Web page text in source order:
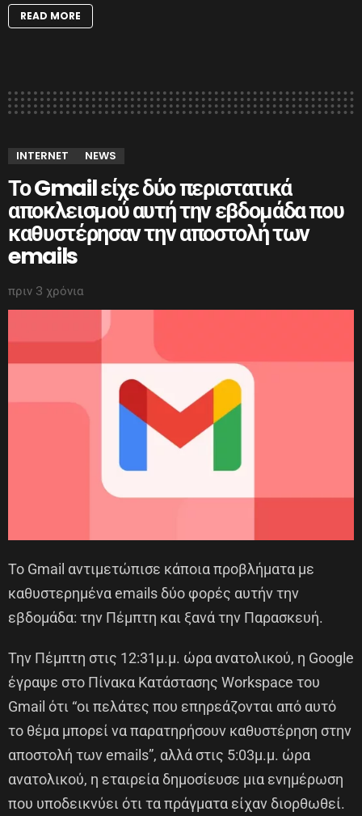
READ MORE
INTERNET NEWS
Το Gmail είχε δύο περιστατικά
αποκλεισμού αυτή την εβδομάδα που
καθυστέρησαν την αποστολή των
emails
πριν 3 χρόνια
Το Gmail αντιμετώπισε κάποια προβλήματα με
καθυστερημένα emails δύο φορές αυτήν την
εβδομάδα: την Πέμπτη και ξανά την Παρασκευή.
Την Πέμπτη στις 12:31μ.μ. ώρα ανατολικού, η Google
έγραψε στο Πίνακα Κατάστασης Workspace του
Gmail ότι “οι πελάτες που επηρεάζονται από αυτό
το θέμα μπορεί να παρατηρήσουν καθυστέρηση στην
αποστολή των emails”, αλλά στις 5:03μ.μ. ώρα
ανατολικού, η εταιρεία δημοσίευσε μια ενημέρωση
που υποδεικνύει ότι τα πράγματα είχαν διορθωθεί.